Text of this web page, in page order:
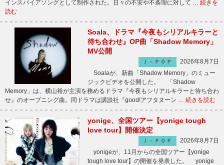
インスパイアソングとして制作された。日々の不安や不条理に対して … 続きを
読む
Soala、ドラマ『今夜もシリアルキラーと
待ち合わせ』OP曲「Shadow Memory」
MV公開
Ｊ－ＰＯＰ
2026年8月7日
Soalaが、新曲「Shadow Memory」のミュー
ジックビデオを公開した。 「Shadow
Memory」は、横山裕が主演を務めるドラマ『今夜もシリアルキラーと待ち合わ
せ』のオープニング曲。同ドラマは講談社『good!アフタヌーン … 続きを読む
yonige、全国ツアー【yonige tough
love tour】開催決定
Ｊ－ＰＯＰ
2026年8月7日
yonigeが、11月からの全国ツアー【yonige
tough love tour】の開催を発表した。 yonige